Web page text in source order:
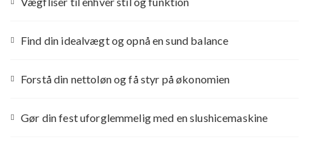
Find din idealvægt og opnå en sund balance
Forstå din nettoløn og få styr på økonomien
Gør din fest uforglemmelig med en slushicemaskine